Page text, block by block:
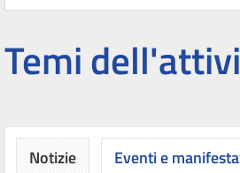
Temi
Notizie Eventi e